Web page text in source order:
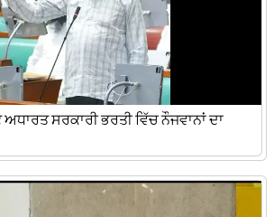
ਸਰਕਾਰੀ ਭਰਤੀ ਵਿੱਚ ਨੌਜਵਾਨਾਂ ਦਾ